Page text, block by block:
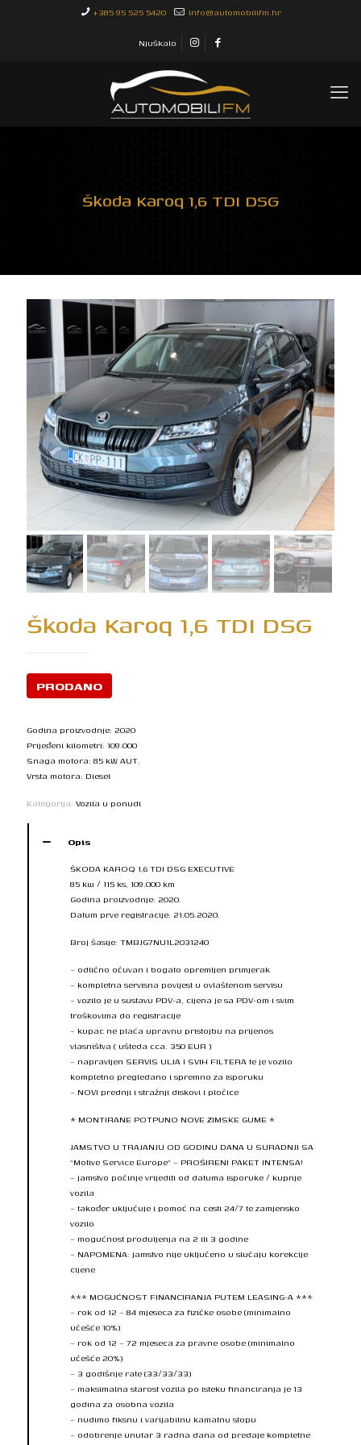
+385 95 525 5420 info@automobilifm.hr
Njuškalo
Škoda Karoq 1,6 TDI DSG
Škoda Karoq 1,6 TDI DSG
PRODANO
Godina proizvodnje: 2020
Prijeđeni kilometri: 109.000
Snaga motora: 85 kW AUT.
Vrsta motora: Diesel
Kategorija: Vozila u ponudi
Opis
ŠKODA KAROQ 1,6 TDI DSG EXECUTIVE
85 kw / 115 ks, 109.000 km
Godina proizvodnje: 2020.
Datum prve registracije: 21.05.2020.
Broj šasije: TMBJG7NU1L2031240
– odlično očuvan i bogato opremljen primjerak
– kompletna servisna povijest u ovlaštenom servisu
– vozilo je u sustavu PDV-a, cijena je sa PDV-om i svim
troškovima do registracije
– kupac ne plaća upravnu pristojbu na prijenos
vlasništva ( ušteda cca. 350 EUR )
– napravljen SERVIS ULJA I SVIH FILTERA te je vozilo
kompletno pregledano i spremno za isporuku
– NOVI prednji i stražnji diskovi i pločice
* MONTIRANE POTPUNO NOVE ZIMSKE GUME *
JAMSTVO U TRAJANJU OD GODINU DANA U SURADNJI SA
“Motive Service Europe” – PROŠIRENI PAKET INTENSA!
– jamstvo počinje vrijediti od datuma isporuke / kupnje
vozila
– također uključuje i pomoć na cesti 24/7 te zamjensko
vozilo
– mogućnost produljenja na 2 ili 3 godine
– NAPOMENA: jamstvo nije uključeno u slučaju korekcije
cijene
*** MOGUĆNOST FINANCIRANJA PUTEM LEASING-A ***
– rok od 12 – 84 mjeseca za fizičke osobe (minimalno
učešće 10%)
– rok od 12 – 72 mjeseca za pravne osobe (minimalno
učešće 20%)
– 3 godišnje rate (33/33/33)
– maksimalna starost vozila po isteku financiranja je 13
godina za osobna vozila
– nudimo fiksnu i varijabilnu kamatnu stopu
– odobrenje unutar 3 radna dana od predaje kompletne